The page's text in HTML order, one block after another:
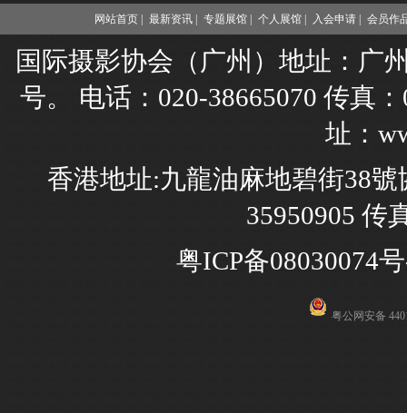
网站首页 | 最新资讯 | 专题展馆 | 个人展馆 | 入会申请 | 会员作
国际摄影协会（广州）地址：广
号。 电话：020-38665070 传真
址：
香港地址:九龍油麻地碧街38
35950905 传
粤ICP备08030074
粤公网安备